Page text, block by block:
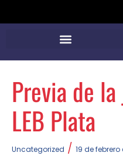
Previa de
LEB Plata
Uncategorized / 19 de febrero